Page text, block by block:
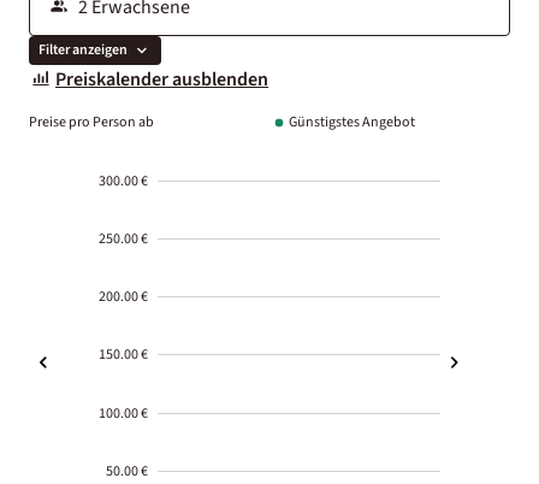
Filter anzeigen
Preiskalender ausblenden
Preise pro Person ab Günstigstes Angebot
300.00 €
250.00 €
200.00 €
150.00 €
100.00 €
50.00 €